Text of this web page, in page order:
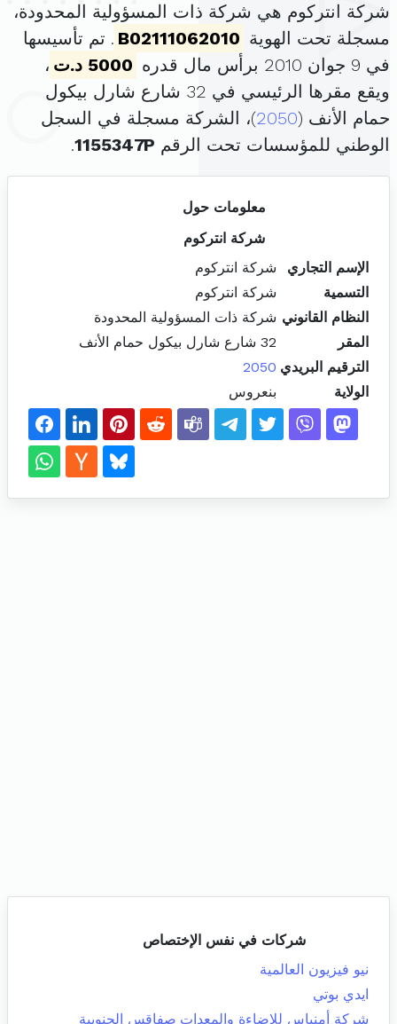
شركة انتركوم هي شركة ذات المسؤولية المحدودة،
مسجلة تحت الهوية B02111062010 . تم تأسيسها
في 9 جوان 2010 برأس مال قدره
5000 د.ت
،
ويقع مقرها الرئيسي في 32 شارع شارل بيكول
حمام الأنف (2050)، الشركة مسجلة في السجل
الوطني للمؤسسات تحت الرقم 1155347P
.
معلومات حول
شركة انتركوم
الإسم التجاري
شركة انتركوم
التسمية
شركة انتركوم
النظام القانوني شركة ذات المسؤولية المحدودة
المقر
32 شارع شارل بيكول حمام الأنف
الترقيم البريدي 2050
الولاية
بنعروس
شركات في نفس الإختصاص
نيو فيزيون العالمية
ايدي بوتي
شركة أمنياس للإضاءة والمعدات صفاقس الجنوبية